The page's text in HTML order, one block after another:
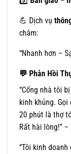
💪 Dịch vụ
châm:
“Nhanh hơn –
💬 Phản Hồi
“Cống nhà tôi
kinh khủng. Gọi
20 phút là thợ
Rất hài lòng!” –
“Tôi kinh